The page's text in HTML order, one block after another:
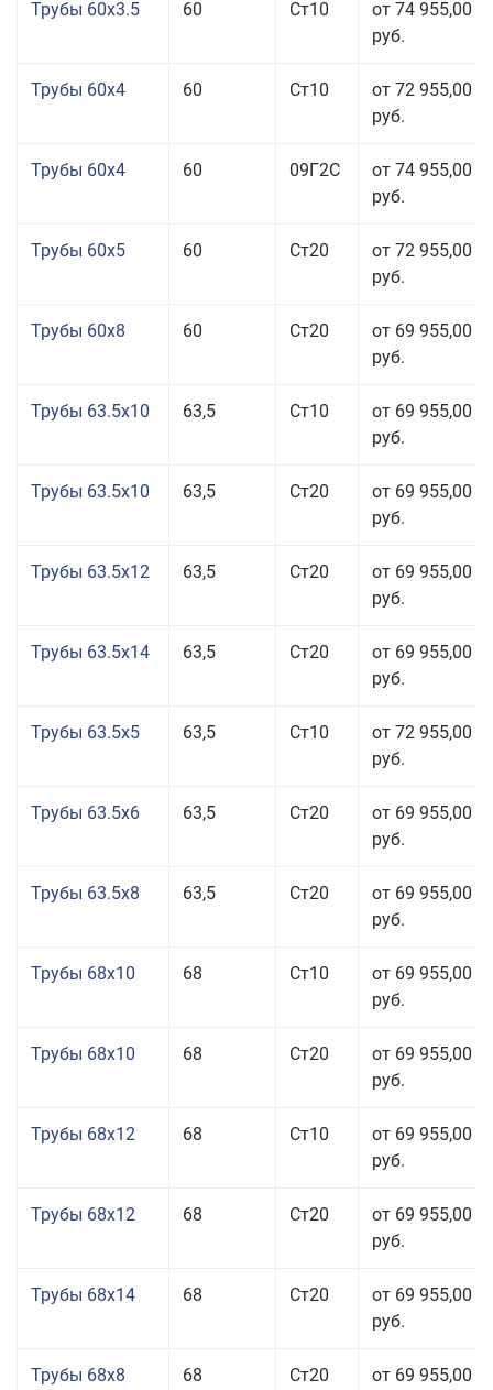
Трубы 60x3.5 60 Ст10
от 74 955,00
руб.
Трубы 60x4 60 Ст10
от 72 955,00
руб.
Трубы 60x4 60 09Г2С
от 74 955,00
руб.
Трубы 60x5 60 Ст20
от 72 955,00
руб.
Трубы 60x8 60 Ст20
от 69 955,00
руб.
Трубы 63.5x10 63,5 Ст10
от 69 955,00
руб.
Трубы 63.5x10 63,5 Ст20
от 69 955,00
руб.
Трубы 63.5x12 63,5 Ст20
от 69 955,00
руб.
Трубы 63.5x14 63,5 Ст20
от 69 955,00
руб.
Трубы 63.5x5 63,5 Ст10
от 72 955,00
руб.
Трубы 63.5x6 63,5 Ст20
от 69 955,00
руб.
Трубы 63.5x8 63,5 Ст20
от 69 955,00
руб.
Трубы 68x10 68 Ст10
от 69 955,00
руб.
Трубы 68x10 68 Ст20
от 69 955,00
руб.
Трубы 68x12 68 Ст10
от 69 955,00
руб.
Трубы 68x12 68 Ст20
от 69 955,00
руб.
Трубы 68x14 68 Ст20
от 69 955,00
руб.
Трубы 68x8 68 Ст20
от 69 955,00